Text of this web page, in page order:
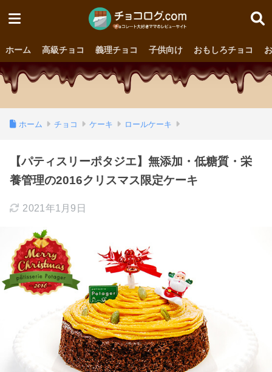
ホーム 高級チョコ 義理チョコ 子供向け おもしろチョコ
ホーム チョコ ケーキ ロールケーキ
【パティスリーポタジエ】無添加・低糖質・栄
養管理の2016クリスマス限定ケーキ
2021年1月9日